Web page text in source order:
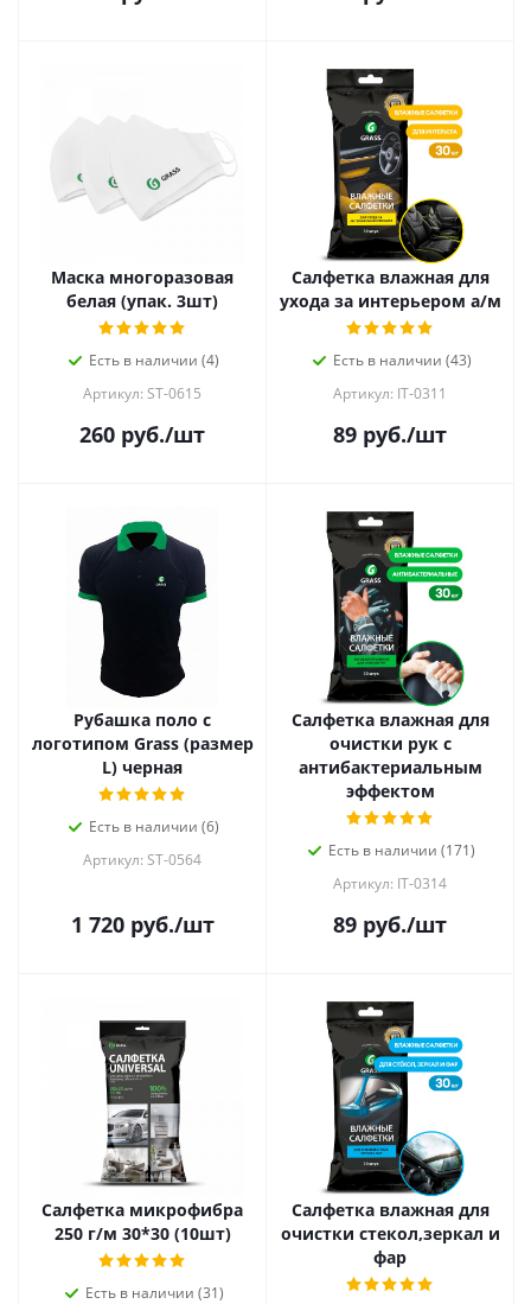
Маска многоразовая
белая (упак. 3шт)
Есть в наличии (4)
Артикул: ST-0615
260 руб./шт
Салфетка влажная для
ухода за интерьером а/м
Есть в наличии (43)
Артикул: IT-0311
89 руб./шт
Рубашка поло с
логотипом Grass (размер
L) черная
Есть в наличии (6)
Артикул: ST-0564
1 720руб./шт
Салфетка влажная для
очистки рук с
антибактериальным
эффектом
Есть в наличии (171)
Артикул: IT-0314
89 руб./шт
Салфетка микрофибра
250 г/м 30*30 (10шт)
Есть в наличии (31)
Салфетка влажная для
очистки стекол,зеркал и
фар